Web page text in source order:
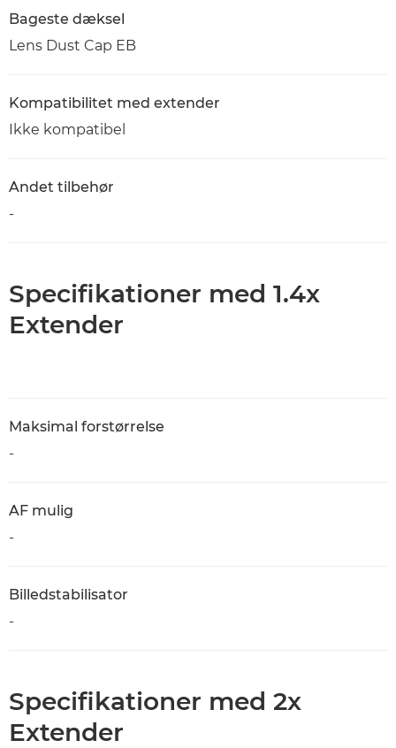
Bageste dæksel
Lens Dust Cap EB
Kompatibilitet med extender
Ikke kompatibel
Andet tilbehør
-
Specifikationer med 1.4x
Extender
Maksimal forstørrelse
-
AF mulig
-
Billedstabilisator
-
Specifikationer med 2x
Extender